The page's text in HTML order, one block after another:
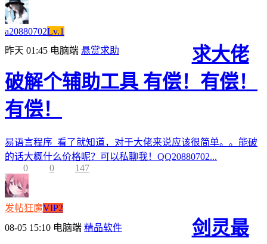
a20880702Lv.1
昨天 01:45 电脑端 悬赏求助
求大佬
破解个辅助工具 有偿！有偿！
有偿！
易语言程序 看了就知道，对于大佬来说应该很简单。。能破
的话大概什么价格呢？可以私聊我！QQ20880702...
0
0 147
发帖狂魔VIP2
08-05 15:10 电脑端 精品软件
剑灵最